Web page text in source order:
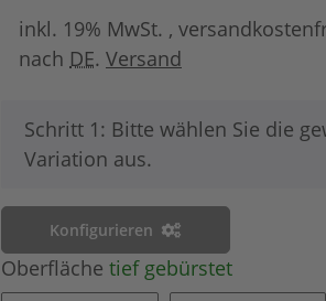
inkl. 19% MwSt. ,
nach DE. Versand
x
Schritt 1: Bitte wählen Sie die
Variation aus.
Konfigurieren
Oberfläche tief gebürstet